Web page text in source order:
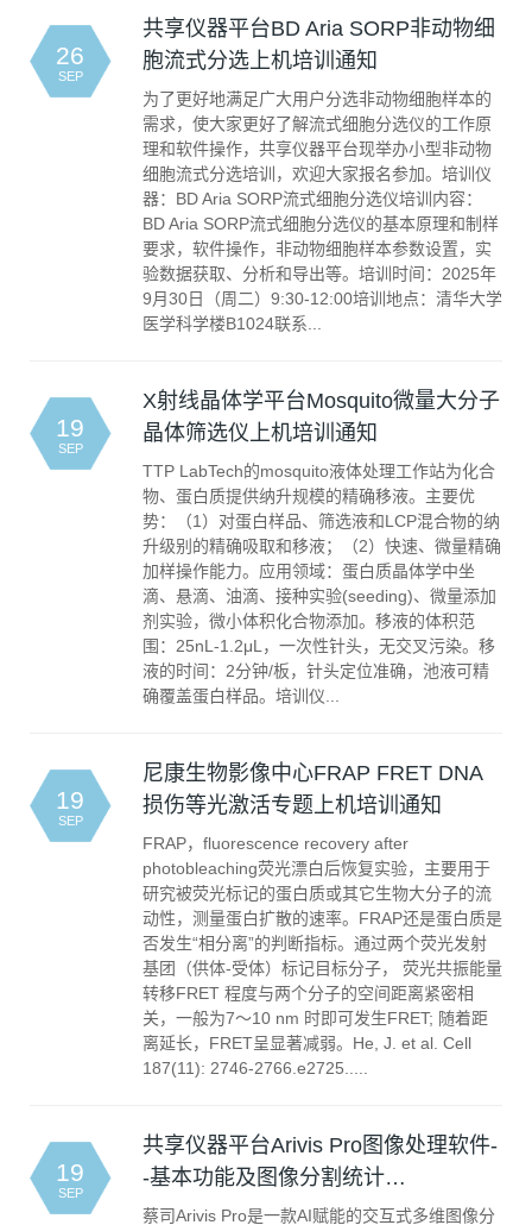
26
SEP
共享仪器平台BD Aria SORP非动物细
胞流式分选上机培训通知
为了更好地满足广大用户分选非动物细胞样本的
需求，使大家更好了解流式细胞分选仪的工作原
理和软件操作，共享仪器平台现举办小型非动物
细胞流式分选培训，欢迎大家报名参加。培训仪
器：BD Aria SORP流式细胞分选仪培训内容：
BD Aria SORP流式细胞分选仪的基本原理和制样
要求，软件操作，非动物细胞样本参数设置，实
验数据获取、分析和导出等。培训时间：2025年
9月30日（周二）9:30-12:00培训地点：清华大学
医学科学楼B1024联系...
19
SEP
X射线晶体学平台Mosquito微量大分子
晶体筛选仪上机培训通知
TTP LabTech的mosquito液体处理工作站为化合
物、蛋白质提供纳升规模的精确移液。主要优
势：（1）对蛋白样品、筛选液和LCP混合物的纳
升级别的精确吸取和移液；（2）快速、微量精确
加样操作能力。应用领域：蛋白质晶体学中坐
滴、悬滴、油滴、接种实验(seeding)、微量添加
剂实验，微小体积化合物添加。移液的体积范
围：25nL-1.2μL，一次性针头，无交叉污染。移
液的时间：2分钟/板，针头定位准确，池液可精
确覆盖蛋白样品。培训仪...
19
SEP
尼康生物影像中心FRAP FRET DNA
损伤等光激活专题上机培训通知
FRAP，fluorescence recovery after
photobleaching荧光漂白后恢复实验，主要用于
研究被荧光标记的蛋白质或其它生物大分子的流
动性，测量蛋白扩散的速率。FRAP还是蛋白质是
否发生“相分离”的判断指标。通过两个荧光发射
基团（供体-受体）标记目标分子， 荧光共振能量
转移FRET 程度与两个分子的空间距离紧密相
关，一般为7～10 nm 时即可发生FRET; 随着距
离延长，FRET呈显著减弱。He, J. et al. Cell
187(11): 2746-2766.e2725.....
19
SEP
共享仪器平台Arivis Pro图像处理软件-
-基本功能及图像分割统计…
蔡司Arivis Pro是一款AI赋能的交互式多维图像分